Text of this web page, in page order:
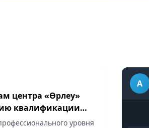
центра «Өрлеу»
квалификации
уровня
A